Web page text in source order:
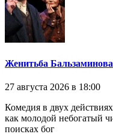
Женитьба Бальзаминова
27 августа 2026 в 18:00
Комедия в двух
как молодой небогатый
поисках бог